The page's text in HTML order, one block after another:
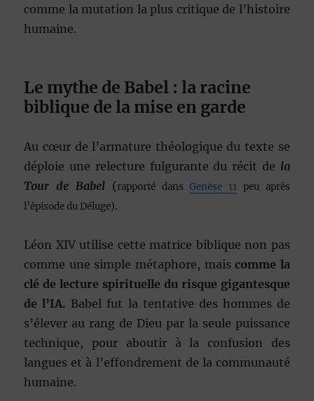
comme la mutation la plus critique de l’histoire
humaine.
Le mythe de Babel : la racine
biblique de la mise en garde
Au cœur de l’armature théologique du texte se
déploie une relecture fulgurante du récit de la
Tour de Babel(rapporté dansGenèse 11 peu après
l’épisode du Déluge).
Léon XIV utilise cette matrice biblique non pas
comme une simple métaphore, maiscomme la
clé de lecture spirituelle du risque gigantesque
de l’IA. Babel fut la tentative des hommes de
s’élever au rang de Dieu par la seule puissance
technique, pour aboutir à la confusion des
langues et à l’effondrement de la communauté
humaine.